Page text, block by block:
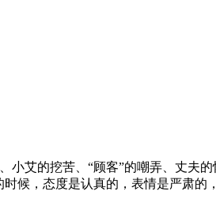
艾的挖苦、“顾客”的嘲弄、丈夫
候，态度是认真的，表情是严肃